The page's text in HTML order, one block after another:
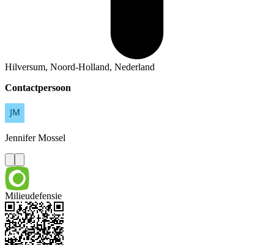
Hilversum, Noord-Holland, Nederland
Contactpersoon
Jennifer Mossel
Milieudefensie